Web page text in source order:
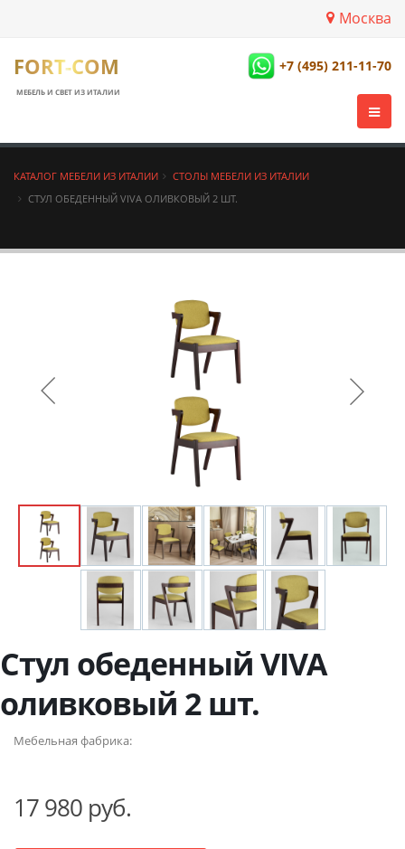
Москва
FORT-COM
МЕБЕЛЬ И СВЕТ ИЗ ИТАЛИИ
+7 (495) 211-11-70
КАТАЛОГ МЕБЕЛИ ИЗ ИТАЛИИ
СТОЛЫ МЕБЕЛИ ИЗ ИТАЛИИ
СТУЛ ОБЕДЕННЫЙ VIVA ОЛИВКОВЫЙ 2 ШТ.
Стул обеденный VIVA
оливковый 2 шт.
Мебельная фабрика:
17 980 руб.